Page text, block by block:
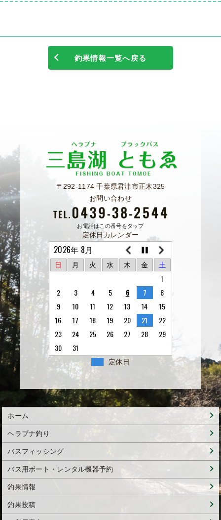
釣果情報一覧へ戻る
〒292-1174 千葉県君津市正木325
お問い合わせ
お電話はこの番号をタップ
定休日カレンダー
2026年 8月
日 月 火 水 木 金 土
1
2
3 4 5 6 7
8
9
10 11 12 13 14
15
16
17 18 19 20 21
22
23
24 25 26 27 28
29
30
31
定休日
ホーム
ヘラブナ釣り
バスフィッシング
バス用ボート・レンタル機器予約
釣果情報
釣果投稿